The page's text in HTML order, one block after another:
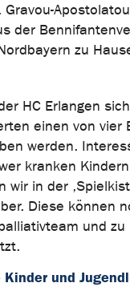
der
zu
HC Erlangen
einen von
werden.
kranken
wir in der
Diese können
und
und